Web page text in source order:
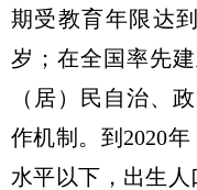
期受教育年限达
岁；在全国率先
（居）民自治、
作机制。到2020
水平以下，出生